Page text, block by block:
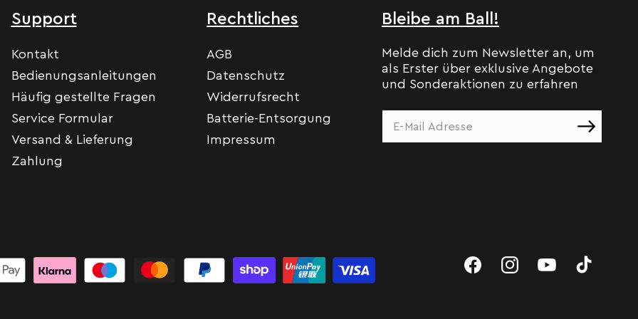
Support
Kontakt
Bedienungsanleitungen
Häufig gestellte Fragen
Service Formular
Versand & Lieferung
Zahlung
Rechtliches
AGB
Datenschutz
Widerrufsrecht
Batterie-Entsorgung
Impressum
Bleibe am Ball!
Melde dich zum Newsletter an, um
als Erster über exklusive Angebote
und Sonderaktionen zu erfahren
FacebookInstagramYouTubeTikTok